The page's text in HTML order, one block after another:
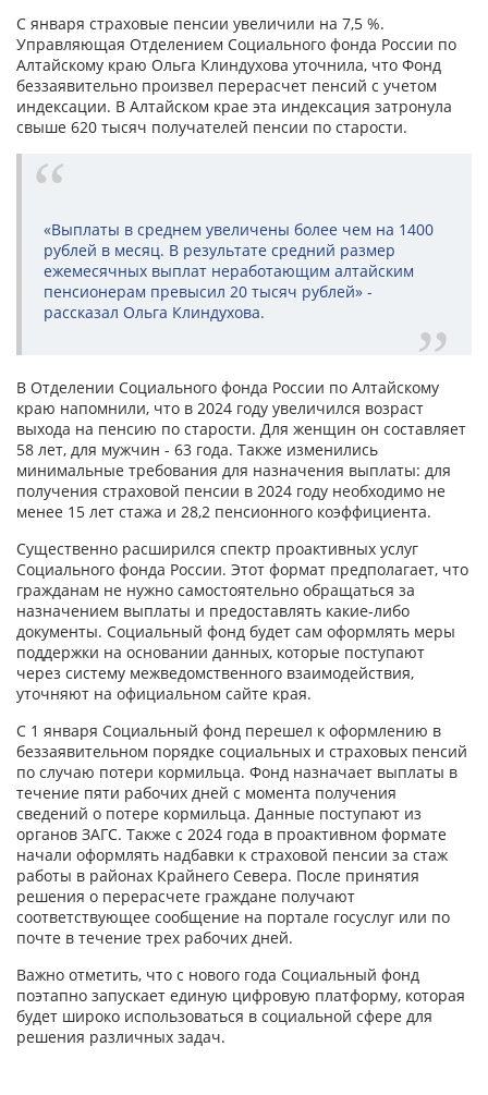
С января страховые пенсии увеличили на 7,5 %.
Управляющая Отделением Социального фонда России по
Алтайскому краю Ольга Клиндухова уточнила, что Фонд
беззаявительно произвел перерасчет пенсий с учетом
индексации. В Алтайском крае эта индексация затронула
свыше 620 тысяч получателей пенсии по старости.
«Выплаты в среднем увеличены более чем на 1400
рублей в месяц. В результате средний размер
ежемесячных выплат неработающим алтайским
пенсионерам превысил 20 тысяч рублей» -
рассказал Ольга Клиндухова.
В Отделении Социального фонда России по Алтайскому
краю напомнили, что в 2024 году увеличился возраст
выхода на пенсию по старости. Для женщин он составляет
58 лет, для мужчин - 63 года. Также изменились
минимальные требования для назначения выплаты: для
получения страховой пенсии в 2024 году необходимо не
менее 15 лет стажа и 28,2 пенсионного коэффициента.
Существенно расширился спектр проактивных услуг
Социального фонда России. Этот формат предполагает, что
гражданам не нужно самостоятельно обращаться за
назначением выплаты и предоставлять какие-либо
документы. Социальный фонд будет сам оформлять меры
поддержки на основании данных, которые поступают
через систему межведомственного взаимодействия,
уточняют на официальном сайте края.
С 1 января Социальный фонд перешел к оформлению в
беззаявительном порядке социальных и страховых пенсий
по случаю потери кормильца. Фонд назначает выплаты в
течение пяти рабочих дней с момента получения
сведений о потере кормильца. Данные поступают из
органов ЗАГС. Также с 2024 года в проактивном формате
начали оформлять надбавки к страховой пенсии за стаж
работы в районах Крайнего Севера. После принятия
решения о перерасчете граждане получают
соответствующее сообщение на портале госуслуг или по
почте в течение трех рабочих дней.
Важно отметить, что с нового года Социальный фонд
поэтапно запускает единую цифровую платформу, которая
будет широко использоваться в социальной сфере для
решения различных задач.